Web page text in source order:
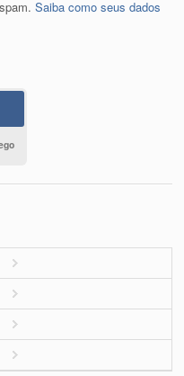
Saiba como seus dados